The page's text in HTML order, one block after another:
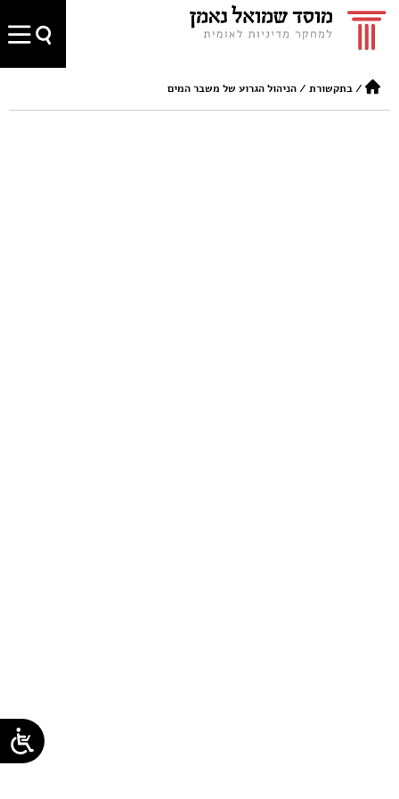
/בתקשורת /הניהול הגרוע של משבר המים